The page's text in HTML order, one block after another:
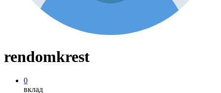
rendomkrest
0
вклад